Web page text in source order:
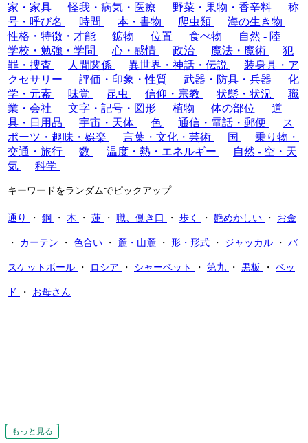
もっと見る
もっと見る
もっと見る
もっと見る
もっと見る
もっと見る
もっと見る
もっと見る
もっと見る
もっと見る
もっと見る
もっと見る
もっと見る
もっと見る
もっと見る
もっと見る
もっと見る
もっと見る
もっと見る
もっと見る
家・家具
怪我・病気・医療 野菜・果物・香辛料
称
号・呼び名
時間 本・書物 爬虫類
海の生き物
性格・特徴・才能
鉱物 位置 食べ物
自然 - 陸
学校・勉強・学問
心・感情 政治 魔法・魔術
犯
罪・捜査
人間関係 異世界・神話・伝説
装身具・ア
クセサリー
評価・印象・性質 武器・防具・兵器
化
学・元素
味覚 昆虫 信仰・宗教 状態・状況
職
業・会社
文字・記号・図形 植物 体の部位
道
具・日用品
宇宙・天体 色 通信・電話・郵便
ス
ポーツ・趣味・娯楽
言葉・文化・芸術 国
乗り物・
交通・旅行
数 温度・熱・エネルギー
自然 - 空・天
気
科学
キーワードをランダムでピックアップ
通り ・ 鋼 ・ 木 ・ 蓮 ・ 職、働き口 ・ 歩く ・ 艶めかしい ・ お金
・ カーテン ・ 色合い ・ 麓・山麓 ・ 形・形式 ・ ジャッカル ・ バ
スケットボール ・ ロシア ・ シャーベット ・ 第九 ・ 黒板 ・ ベッ
ド ・ お母さん